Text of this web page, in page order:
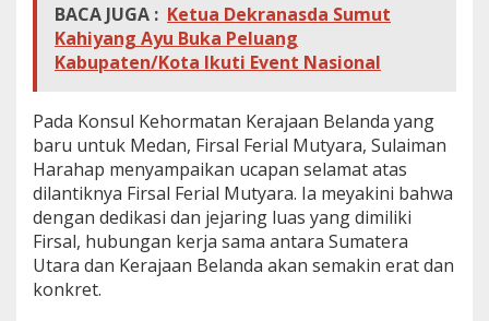
b
u
n
g
n
B
i
l
a
t
r
a
BACA JUGA : Ketua Dekranasda Sumut
Kahiyang Ayu Buka Peluang
Kabupaten/Kota Ikuti Event Nasional
​Pada Konsul Kehormatan Kerajaan Belanda yang
baru untuk Medan, Firsal Ferial Mutyara, Sulaiman
Harahap menyampaikan ucapan selamat atas
dilantiknya Firsal Ferial Mutyara. Ia meyakini bahwa
dengan dedikasi dan jejaring luas yang dimiliki
Firsal, hubungan kerja sama antara Sumatera
Utara dan Kerajaan Belanda akan semakin erat dan
konkret.